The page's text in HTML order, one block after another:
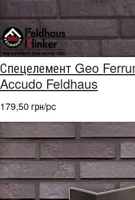
Спецелемент Geo
Accudo Feldhaus
179,50 грн/pc